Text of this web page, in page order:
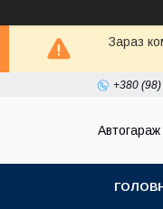
Зараз
+380
Автогараж